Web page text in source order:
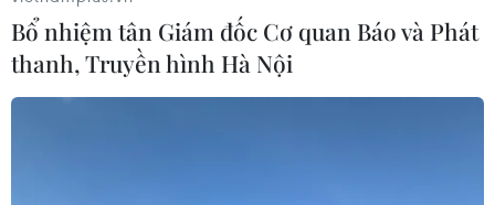
Bổ nhiệm tân Giám đốc Cơ quan Báo và Phát
thanh, Truyền hình Hà Nội